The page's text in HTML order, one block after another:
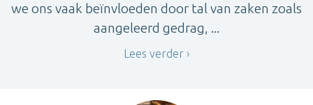
we ons vaak beïnvloeden door tal van zaken zoals
aangeleerd gedrag, ...
Lees verder